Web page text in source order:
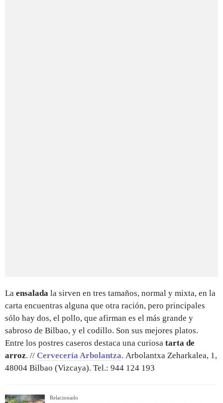
La ensalada la sirven en tres tamaños, normal y mixta, en la
carta encuentras alguna que otra ración, pero principales
sólo hay dos, el pollo, que afirman es el más grande y
sabroso de Bilbao, y el codillo. Son sus mejores platos.
Entre los postres caseros destaca una curiosa tarta de
arroz. // Cervecería Arbolantza. Arbolantxa Zeharkalea, 1,
48004 Bilbao (Vizcaya). Tel.: 944 124 193
Relacionado